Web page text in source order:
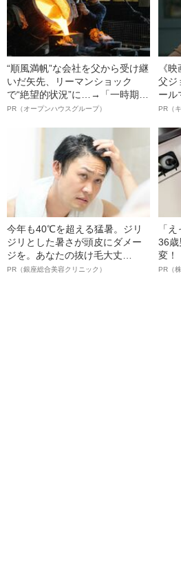
“順風満帆”な会社を父から受け継
いだ矢先、リーマンショック
で“絶望的状況”に…→「一時期は
納品3年待ち」のヒット商品を生
明かす、“逆転の戦術”
PR（オープンハウスグループ）
《
父ジ
ール
ルイ
語る
PR（
今年も40℃を超える猛暑。ジリ
ジリとした暑さが頭皮にダメー
ジを。あなたの抜け毛大丈
夫！？
PR（銀座総合美容クリニック）
「
36歳
変！
オイ
PR（